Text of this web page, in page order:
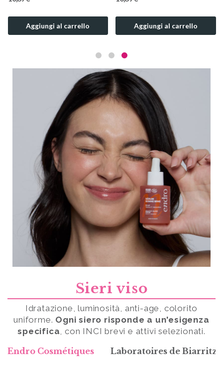
Aggiungi al carrello Aggiungi al carrello
Sieri viso
Idratazione, luminosità, anti-age, colorito
uniforme. Ogni siero risponde a un'esigenza
specifica, con INCI brevi e attivi selezionati.
Endro Cosmétiques
Laboratoires de Biarritz